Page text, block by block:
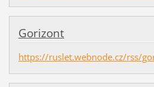
Gorizont
https://ruslet.webnode.cz/rss/